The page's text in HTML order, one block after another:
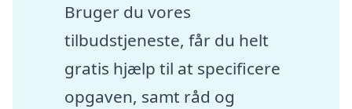
Bruger du vores
tilbudstjeneste, får du helt
gratis hjælp til at specificere
opgaven, samt råd og